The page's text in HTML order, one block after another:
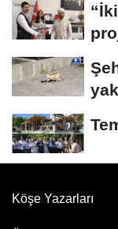
Köşe Yazarları